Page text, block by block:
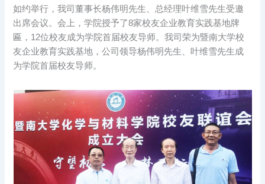
如约举行，我司董事长杨伟明先生、总经理叶维雪先生受邀
出席会议。会上，学院授予了8家校友企业教育实践基地牌
匾，12位校友成为学院首届校友导师。我司荣为暨南大学校
友企业教育实践基地，公司领导杨伟明先生、叶维雪先生成
为学院首届校友导师。